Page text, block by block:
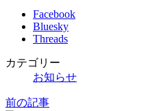
Facebook
Bluesky
Threads
カテゴリー
お知らせ
前の記事